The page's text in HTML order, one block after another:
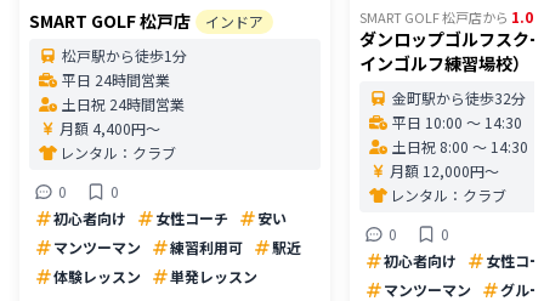
SMART GOLF 松戸店
インドア
松戸駅から徒歩1分
平日 24時間営業
土日祝 24時間営業
月額 4,400円〜
レンタル： クラブ
0
0
初心者向け
女性コーチ
安い
マンツーマン
練習利用可
駅近
体験レッスン
単発レッスン
SMART GOLF 松戸店から 1.09
ダンロップゴルフスク
インゴルフ練習場校）
金町駅から徒歩32分
平日 10:00 〜 14:30
土日祝 8:00 〜 14:30
月額 12,000円〜
レンタル： クラブ
0
0
初心者向け
女性コ
マンツーマン
グル